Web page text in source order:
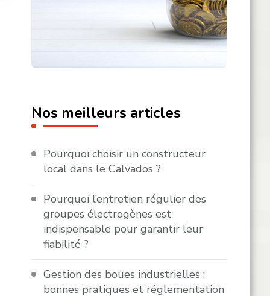
Nos meilleurs articles
Pourquoi choisir un constructeur
local dans le Calvados ?
Pourquoi l’entretien régulier des
groupes électrogènes est
indispensable pour garantir leur
fiabilité ?
Gestion des boues industrielles :
bonnes pratiques et réglementation